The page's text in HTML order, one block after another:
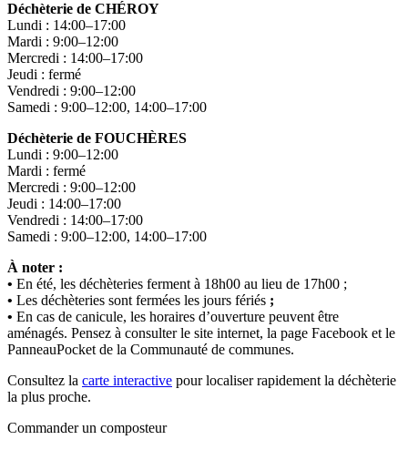
Déchèterie de CHÉROY
Lundi : 14:00–17:00
Mardi : 9:00–12:00
Mercredi : 14:00–17:00
Jeudi : fermé
Vendredi : 9:00–12:00
Samedi : 9:00–12:00, 14:00–17:00
Déchèterie de FOUCHÈRES
Lundi : 9:00–12:00
Mardi : fermé
Mercredi : 9:00–12:00
Jeudi : 14:00–17:00
Vendredi : 14:00–17:00
Samedi : 9:00–12:00, 14:00–17:00
À noter :
• En été, les déchèteries ferment à 18h00 au lieu de 17h00 ;
• Les déchèteries sont fermées les jours fériés ;
• En cas de canicule, les horaires d’ouverture peuvent être
aménagés. Pensez à consulter le site internet, la page Facebook et le
PanneauPocket de la Communauté de communes.
Consultez la carte interactive pour localiser rapidement la déchèterie
la plus proche.
Commander un composteur